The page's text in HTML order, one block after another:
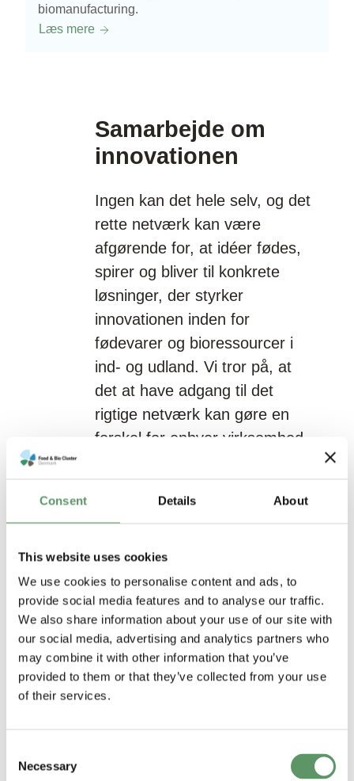
Consent Details About
This website uses cookies
We use cookies to personalise content and ads, to
provide social media features and to analyse our traffic.
We also share information about your use of our site with
our social media, advertising and analytics partners who
may combine it with other information that you’ve
provided to them or that they’ve collected from your use
of their services.
Selection
Necessary
biomanufacturing.
Læs mere
Samarbejde om
innovationen
Ingen kan det hele selv, og det
rette netværk kan være
afgørende for, at idéer fødes,
spirer og bliver til konkrete
løsninger, der styrker
innovationen inden for
fødevarer og bioressourcer i
ind- og udland. Vi tror på, at
det at have adgang til det
rigtige netværk kan gøre en
forskel for enhver virksomhed.
I Food & Bio Cluster Denmark
netværksgrupper, hvor de kan
finde sammen med andre
medlemmer om specifikke
emneområder.
Formålet er med udgangspunkt
matchmaking med henblik på